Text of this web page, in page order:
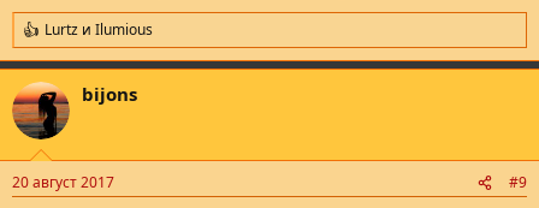
R
e
a
c
t
i
s
Lurtz и Ilumious
bijons
20 август 2017 #9